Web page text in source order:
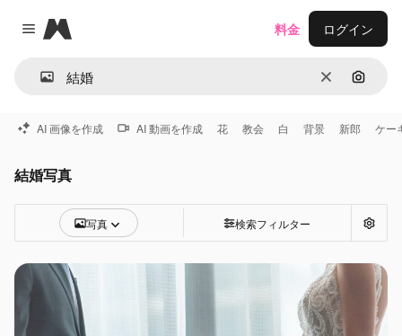
Close menu
Magnific
消去 画像で
料金 ログイン
AI 画像を作成 AI 動画を作成 花 教会 白 背景 新郎 ケー
結婚写真
写真 検索フィルター